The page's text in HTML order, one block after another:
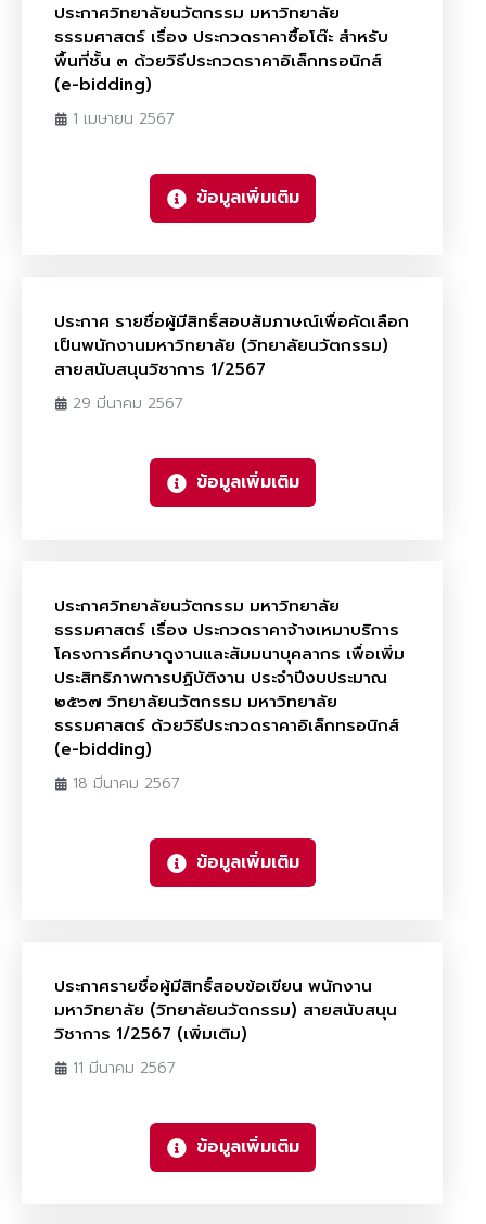
ประกาศวิทยาลัยนวัตกรรม มหาวิทยาลัย
ธรรมศาสตร์ เรื่อง ประกวดราคาซื้อโต๊ะ สําหรับ
พื้นที่ชั้น ๓ ด้วยวิธีประกวดราคาอิเล็กทรอนิกส์
(e-bidding)
1 เมษายน 2567
ข้อมูลเพิ่มเติม
ประกาศ รายชื่อผู้มีสิทธิ์สอบสัมภาษณ์เพื่อคัดเลือก
เป็นพนักงานมหาวิทยาลัย (วิทยาลัยนวัตกรรม)
สายสนับสนุนวิชาการ 1/2567
29 มีนาคม 2567
ข้อมูลเพิ่มเติม
ประกาศวิทยาลัยนวัตกรรม มหาวิทยาลัย
ธรรมศาสตร์ เรื่อง ประกวดราคาจ้างเหมาบริการ
โครงการศึกษาดูงานและสัมมนาบุคลากร เพื่อเพิ่ม
ประสิทธิภาพการปฏิบัติงาน ประจําปีงบประมาณ
๒๕๖๗ วิทยาลัยนวัตกรรม มหาวิทยาลัย
ธรรมศาสตร์ ด้วยวิธีประกวดราคาอิเล็กทรอนิกส์
(e-bidding)
18 มีนาคม 2567
ข้อมูลเพิ่มเติม
ประกาศรายชื่อผู้มีสิทธิ์สอบข้อเขียน พนักงาน
มหาวิทยาลัย (วิทยาลัยนวัตกรรม) สายสนับสนุน
วิชาการ 1/2567 (เพิ่มเติม)
11 มีนาคม 2567
ข้อมูลเพิ่มเติม